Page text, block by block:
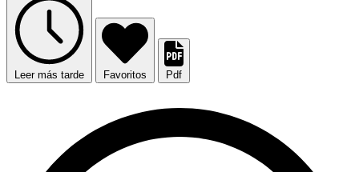
Leer más tarde Favoritos Pdf